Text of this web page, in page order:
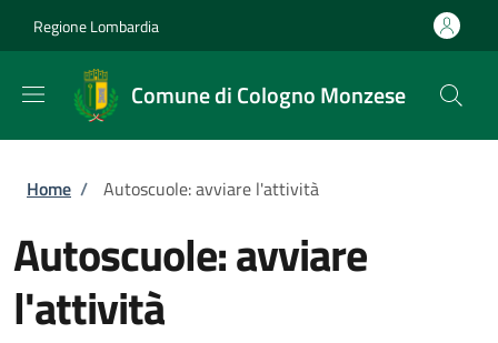
Regione Lombardia
Comune di Cologno Monzese
Briciole di pane
Home / Autoscuole: avviare l'attività
Autoscuole: avviare
l'attività